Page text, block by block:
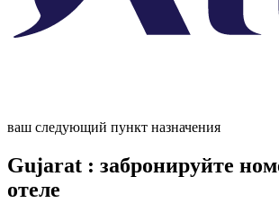
ваш следующий пункт назначения
Gujarat : забронируйте
отеле